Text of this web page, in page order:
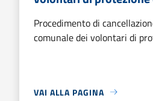
Procedimento di
comunale dei volontari di
VAI ALLA PAGINA